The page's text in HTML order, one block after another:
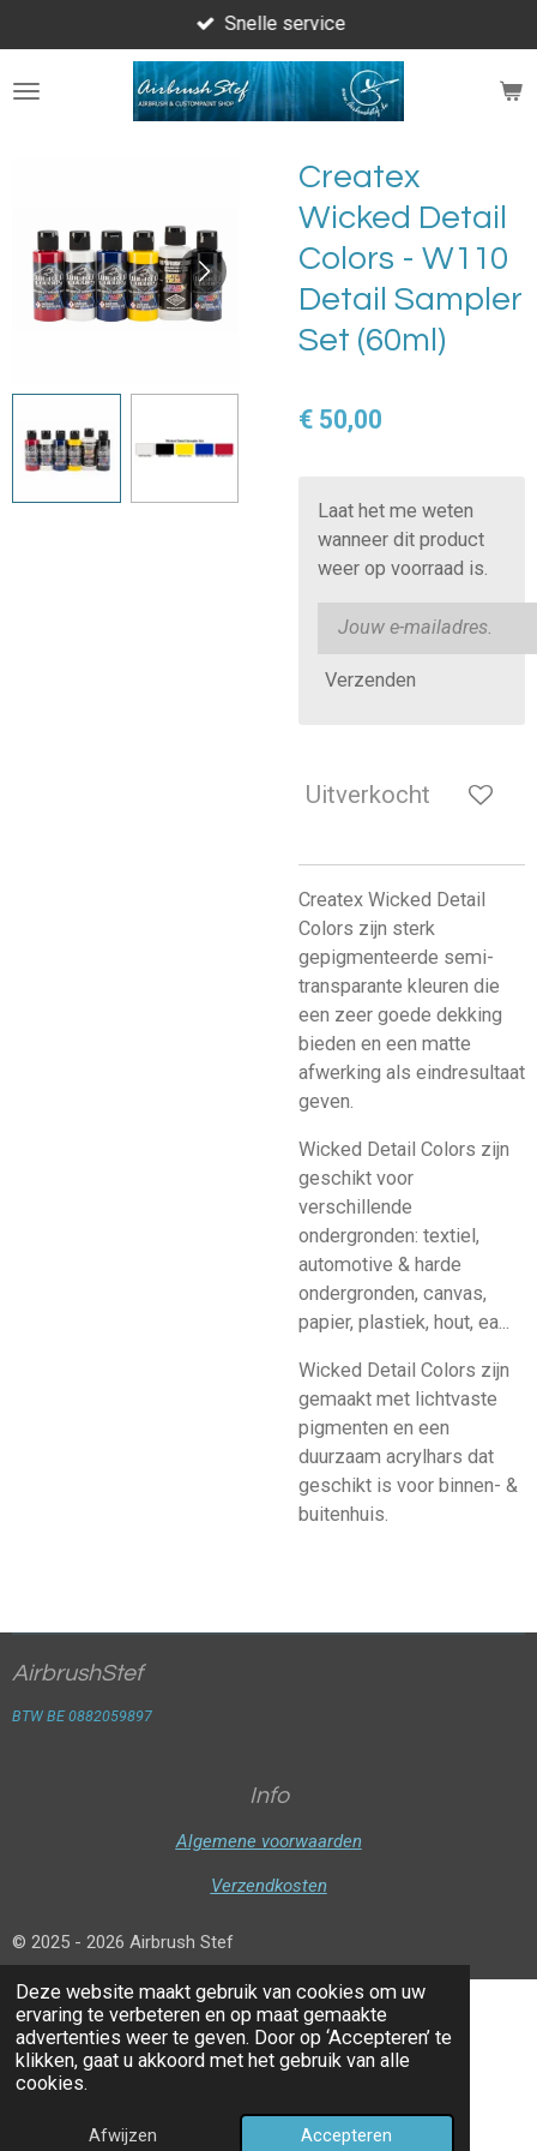
Deze website maakt gebruik van cookies om uw
ervaring te verbeteren en op maat gemaakte
advertenties weer te geven. Door op ‘Accepteren’ te
klikken, gaat u akkoord met het gebruik van alle
cookies.
Afwijzen Accepteren
direct
naar
Snelle service
Createx
Wicked Detail
Colors - W110
Detail Sampler
Set (60ml)
€ 50,00
Laat het me weten
wanneer dit product
weer op voorraad is.
Verzenden
Uitverkocht
Createx Wicked Detail
Colors zijn sterk
gepigmenteerde semi-
transparante kleuren die
een zeer goede dekking
bieden en een matte
afwerking als eindresultaat
geven.
Wicked Detail Colors zijn
geschikt voor
verschillende
ondergronden: textiel,
automotive & harde
ondergronden, canvas,
papier, plastiek, hout, ea...
Wicked Detail Colors zijn
gemaakt met lichtvaste
pigmenten en een
duurzaam acrylhars dat
geschikt is voor binnen- &
buitenhuis.
AirbrushStef
BTW BE 0882059897
Info
Algemene voorwaarden
Verzendkosten
© 2025 - 2026 Airbrush Stef